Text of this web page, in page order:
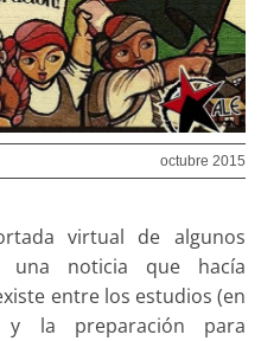
octubre 2015
virtual de algunos
una noticia que hacía
entre los estudios (en
y la preparación para